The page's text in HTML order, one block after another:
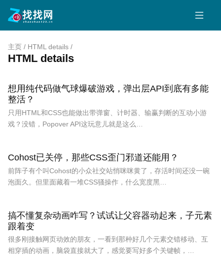
主页 / HTML details /
HTML details
想用纯代码做气球爆破游戏，弹出层API到底有多能
整活？
只用HTML和CSS也能做出带弹窗、计时器、输赢判断的互动小游
戏？没错，Popover API这玩意儿就是这么…
Cohost已关停，那些CSS歪门邪道还能用？
前阵子有个叫Cohost的小众社交站悄咪咪黄了，存活时间还没一碗
泡面久。但里面藏着一堆CSS骚操作，什么宽度黑…
搞不懂复杂动画咋写？试试让父容器动起来，子元素
跟着变
很多刚接触网页动效的朋友，一看到那种好几个元素交错移动、互
相穿插的动画，脑袋直接就大了，感觉要写好多个关键帧，…